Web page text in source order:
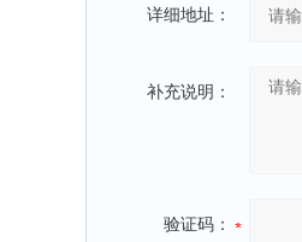
详细地址：
补充说明：
验证码：